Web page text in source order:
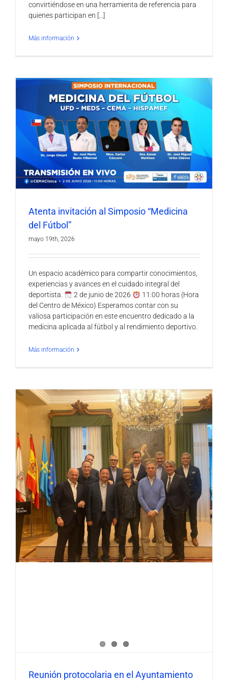
convirtiéndose en una herramienta de referencia para
quienes participan en [...]
Más información
Atenta invitación al Simposio “Medicina
del Fútbol”
mayo 19th, 2026
Un espacio académico para compartir conocimientos,
experiencias y avances en el cuidado integral del
deportista.
2 de junio de 2026
11:00 horas (Hora
del Centro de México) Esperamos contar con su
valiosa participación en este encuentro dedicado a la
medicina aplicada al fútbol y al rendimiento deportivo.
Más información
Reunión protocolaria en el Ayuntamiento